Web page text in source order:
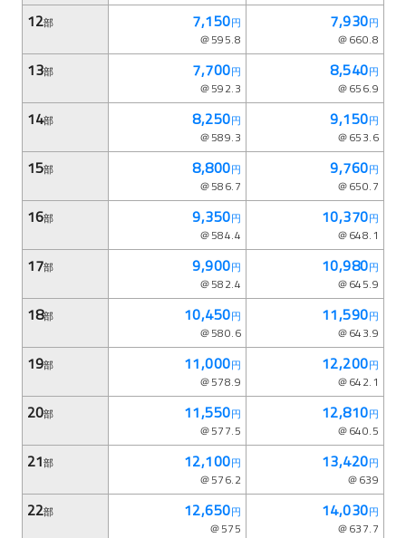
12部 7,150円
＠595.8
7,930円
＠660.8
13部 7,700円
＠592.3
8,540円
＠656.9
14部 8,250円
＠589.3
9,150円
＠653.6
15部 8,800円
＠586.7
9,760円
＠650.7
16部 9,350円
＠584.4
10,370円
＠648.1
17部 9,900円
＠582.4
10,980円
＠645.9
18部 10,450円
＠580.6
11,590円
＠643.9
19部 11,000円
＠578.9
12,200円
＠642.1
20部 11,550円
＠577.5
12,810円
＠640.5
21部 12,100円
＠576.2
13,420円
＠639
22部 12,650円
＠575
14,030円
＠637.7